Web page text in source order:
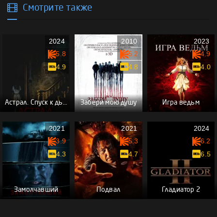
Смотрите также
Астрал. Спуск к дьяволу
2024
5.8
4.9
Забери мою душу
2010
5.2
4.8
Игра ведьм
2023
4.9
4.0
Замолчавший
2021
3.9
4.3
Подвал
2021
5.3
4.7
Гладиатор 2
2024
6.2
6.5